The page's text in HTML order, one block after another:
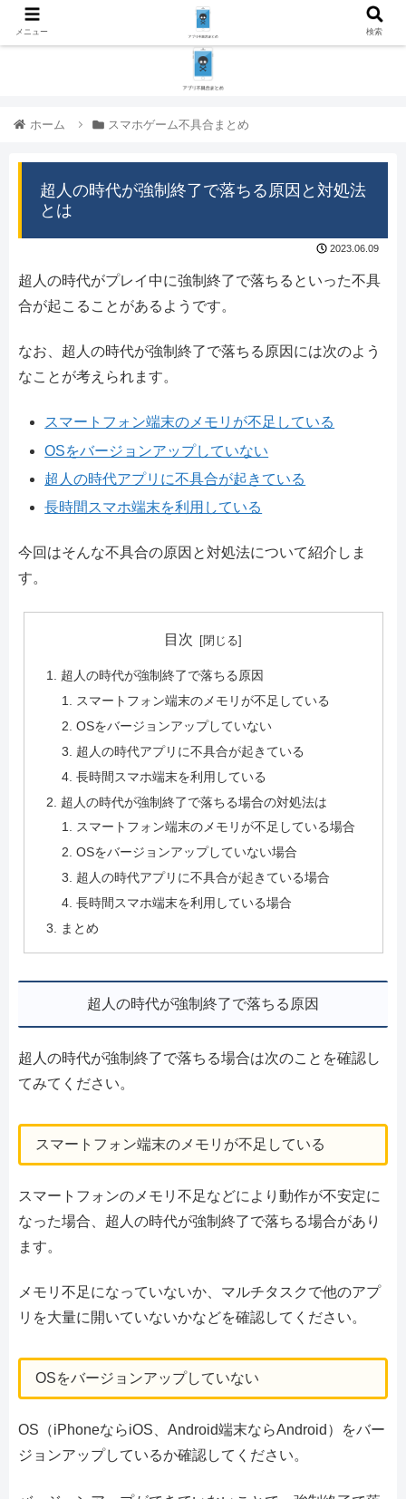
ホーム スマホゲーム不具合まとめ
超人の時代が強制終了で落ちる原因と対処法
とは
2023.06.09
超人の時代がプレイ中に強制終了で落ちるといった不具
合が起こることがあるようです。
なお、超人の時代が強制終了で落ちる原因には次のよう
なことが考えられます。
スマートフォン端末のメモリが不足している
OSをバージョンアップしていない
超人の時代アプリに不具合が起きている
長時間スマホ端末を利用している
今回はそんな不具合の原因と対処法について紹介しま
す。
目次
超人の時代が強制終了で落ちる原因
スマートフォン端末のメモリが不足している
OSをバージョンアップしていない
超人の時代アプリに不具合が起きている
長時間スマホ端末を利用している
超人の時代が強制終了で落ちる場合の対処法は
スマートフォン端末のメモリが不足している場合
OSをバージョンアップしていない場合
超人の時代アプリに不具合が起きている場合
長時間スマホ端末を利用している場合
まとめ
超人の時代が強制終了で落ちる原因
超人の時代が強制終了で落ちる場合は次のことを確認し
てみてください。
スマートフォン端末のメモリが不足している
スマートフォンのメモリ不足などにより動作が不安定に
なった場合、超人の時代が強制終了で落ちる場合があり
ます。
メモリ不足になっていないか、マルチタスクで他のアプ
リを大量に開いていないかなどを確認してください。
OSをバージョンアップしていない
OS（iPhoneならiOS、Android端末ならAndroid）をバー
ジョンアップしているか確認してください。
メニュー 検索